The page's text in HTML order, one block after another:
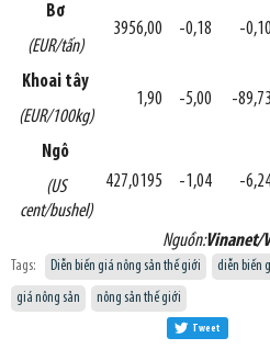
Bơ
(EUR/tấn)
3956,00 -0,18 -0,10
Khoai tây
(EUR/100kg)
1,90 -5,00 -89,73
Ngô
(US
cent/bushel)
427,0195 -1,04 -
Nguồn:Vinanet/
Tags: Diễn biến giá nông sản thế giới diễn biến
giá nông sản
nông sản thế giới
Tweet